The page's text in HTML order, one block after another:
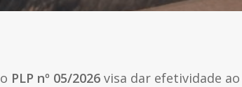
PLP nº 05/2026 visa dar efetividade ao